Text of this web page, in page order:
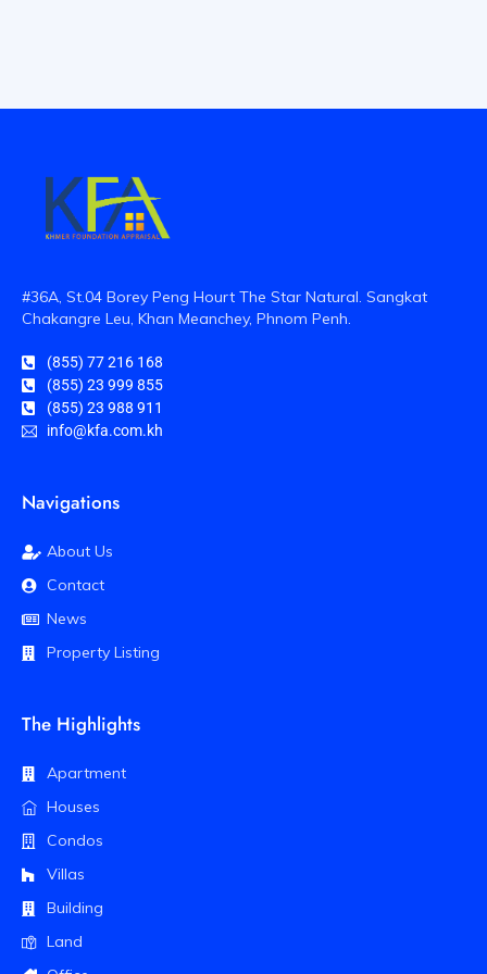
#36A, St.04 Borey Peng Hourt The Star Natural. Sangkat
Chakangre Leu, Khan Meanchey, Phnom Penh.
(855) 77 216 168
(855) 23 999 855
(855) 23 988 911
info@kfa.com.kh
Navigations
About Us
Contact
News
Property Listing
The Highlights
Apartment
Houses
Condos
Villas
Building
Land